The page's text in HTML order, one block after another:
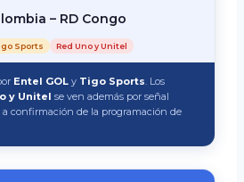
– RD Congo
Sports Red Uno y Unitel
Entel GOL y Tigo Sports. Los
y Unitel se ven además por señal
a confirmación de la programación de